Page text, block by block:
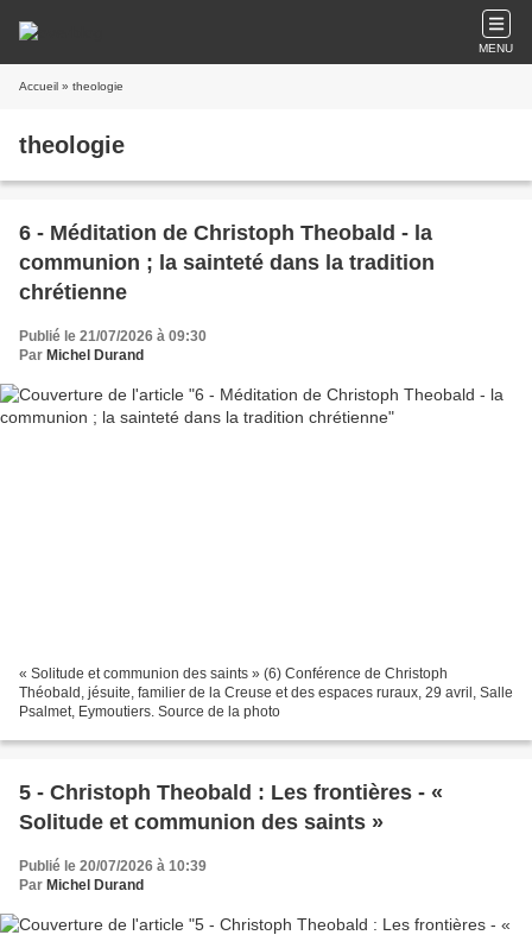
MENU
Accueil » theologie
theologie
6 - Méditation de Christoph Theobald - la
communion ; la sainteté dans la tradition
chrétienne
Publié le 21/07/2026 à 09:30
Par Michel Durand
« Solitude et communion des saints » (6) Conférence de Christoph
Théobald, jésuite, familier de la Creuse et des espaces ruraux, 29 avril, Salle
Psalmet, Eymoutiers. Source de la photo
5 - Christoph Theobald : Les frontières - «
Solitude et communion des saints »
Publié le 20/07/2026 à 10:39
Par Michel Durand